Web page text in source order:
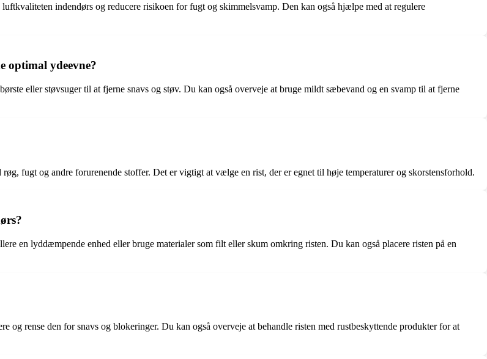
indendørs og reducere risikoen for fugt og skimmelsvamp. Den kan også hjælpe med at regulere
optimal ydeevne?
eller støvsuger til at fjerne snavs og støv. Du kan også overveje at bruge mildt sæbevand og en svamp til at fjerne
fugt og andre forurenende stoffer. Det er vigtigt at vælge en rist, der er egnet til høje temperaturer og skorstensforhold.
en lyddæmpende enhed eller bruge materialer som filt eller skum omkring risten. Du kan også placere risten på en
rense den for snavs og blokeringer. Du kan også overveje at behandle risten med rustbeskyttende produkter for at